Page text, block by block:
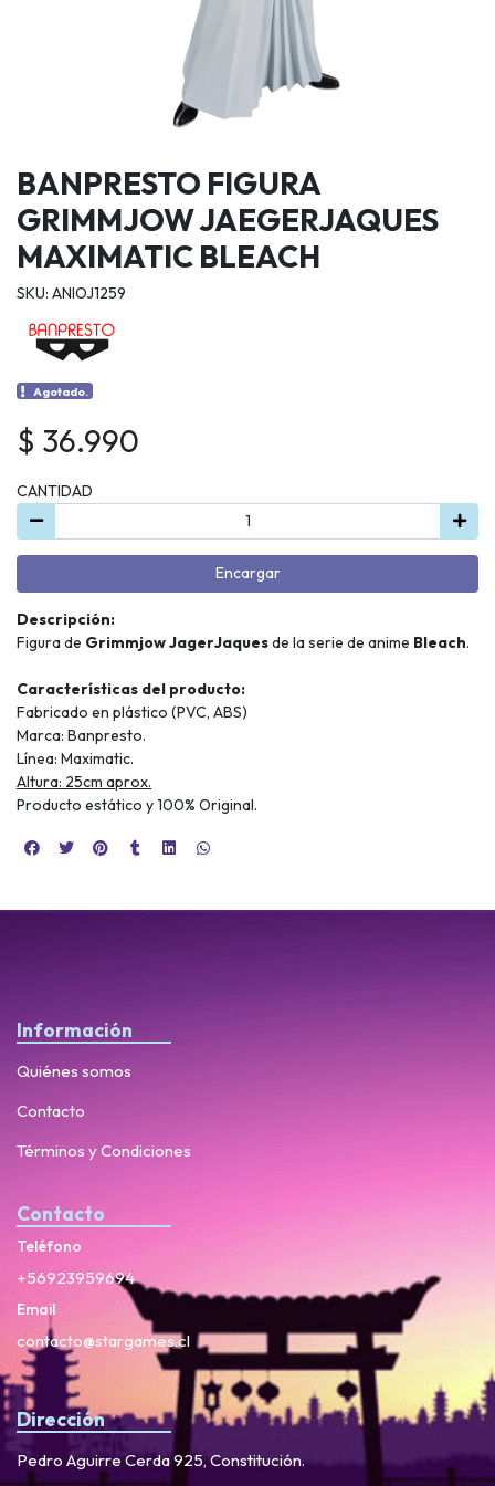
BANPRESTO FIGURA
GRIMMJOW JAEGERJAQUES
MAXIMATIC BLEACH
SKU: ANIOJ1259
Agotado.
$ 36.990
CANTIDAD
Encargar
Descripción:
Figura de Grimmjow JagerJaquesde la serie de anime Bleach.
Características del producto:
Fabricado en plástico (PVC, ABS)
Marca: Banpresto.
Línea: Maximatic.
Altura: 25cm aprox.
Producto estático y 100% Original.
Información
Quiénes somos
Contacto
Términos y Condiciones
Contacto
Teléfono
+56923959694
Email
contacto@stargames.cl
Dirección
Pedro Aguirre Cerda 925, Constitución.